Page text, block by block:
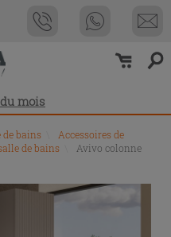
mois
de bains
Accessoires de
de bains
Avivo colonne